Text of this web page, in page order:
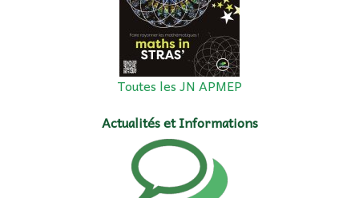
Toutes les JN APMEP
Actualités et Informations